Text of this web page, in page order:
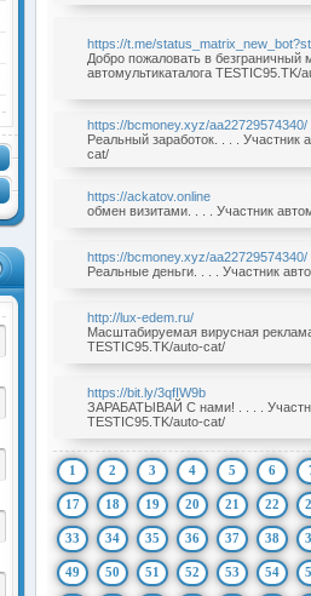
https://t.me/
Добро пожаловать в безграничный
автомультикаталога TESTIC95.TK/
https://bcmoney.xyz/aa22729574340/
Реальный заработок. . . . Участник
cat/
https://ackatov.online
обмен визитами. . . . Участник
https://bcmoney.xyz/aa22729574340/
Реальные деньги. . . . Участник
http://lux-edem.ru/
Масштабируемая вирусная
TESTIC95.TK/auto-cat/
https://bit.ly/3qfIW9b
ЗАРАБАТЫВАЙ С нами! . . . .
TESTIC95.TK/auto-cat/
1 2 3 4 5 6
17 18 19 20 21 22
33 34 35 36 37 38
49 50 51 52 53 54